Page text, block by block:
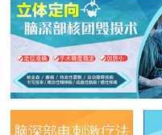
脑深部电刺激疗法